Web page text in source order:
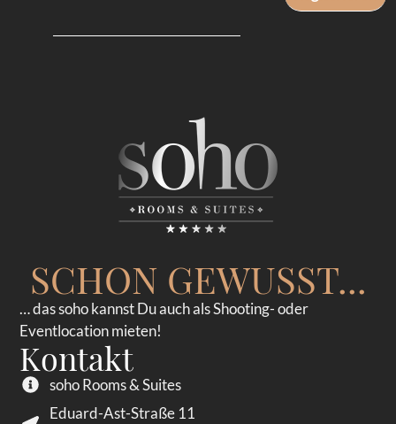
SCHON GEWUSST...
… das soho kannst Du auch als Shooting- oder
Eventlocation mieten!
Kontakt
soho Rooms & Suites
Eduard-Ast-Straße 11